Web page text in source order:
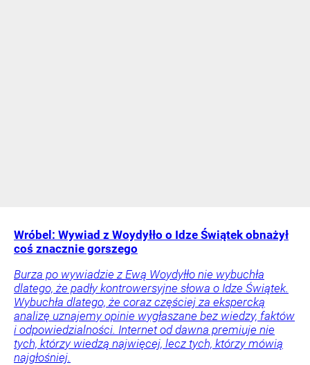
Wróbel: Wywiad z Woydyłło o Idze Świątek obnażył
coś znacznie gorszego
Burza po wywiadzie z Ewą Woydyłło nie wybuchła
dlatego, że padły kontrowersyjne słowa o Idze Świątek.
Wybuchła dlatego, że coraz częściej za ekspercką
analizę uznajemy opinie wygłaszane bez wiedzy, faktów
i odpowiedzialności. Internet od dawna premiuje nie
tych, którzy wiedzą najwięcej, lecz tych, którzy mówią
najgłośniej.